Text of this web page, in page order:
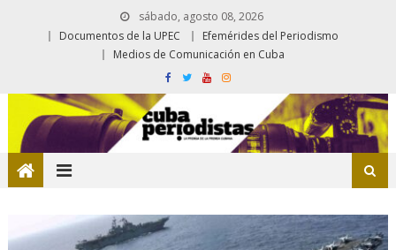
sábado, agosto 08, 2026
Documentos de la UPEC
Efemérides del Periodismo
Medios de Comunicación en Cuba